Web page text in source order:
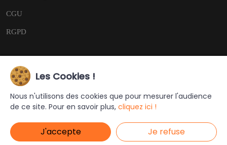
CGU
RGPD
Copyright © 2026
Ce site a été créé et est géré par Turing Web
Les Cookies !
Nous n'utilisons des cookies que pour mesurer l'audience
de ce site. Pour en savoir plus, cliquez ici !
J'accepte Je refuse